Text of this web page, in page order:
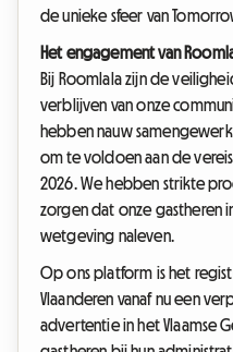
de unieke sfeer van
Het engagement van
Bij Roomlala zijn de
verblijven van onze
hebben nauw
om te voldoen aan de
2026. We hebben strikte
zorgen dat onze gastheren
wetgeving naleven.
Op ons platform is het
Vlaanderen vanaf nu een
advertentie in het Vlaamse